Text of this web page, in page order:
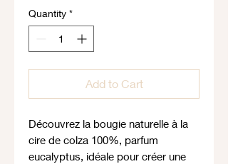
Quantity *
Add to Cart
Découvrez la bougie naturelle à la
cire de colza 100%, parfum
eucalyptus, idéale pour créer une